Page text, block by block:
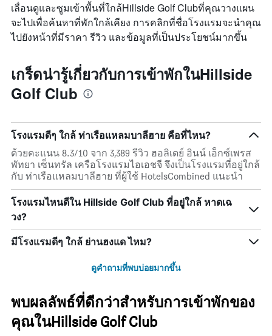
เลื่อนดูและซูมเข้าพื้นที่ใกล้Hillside Golf Clubที่คุณวางแผน
จะไปเพื่อค้นหาที่พักใกล้เคียง การคลิกที่ชื่อโรงแรมจะนำคุณ
ไปยังหน้าที่มีราคา รีวิว และข้อมูลที่เป็นประโยชน์มากขึ้น
เกร็ดน่ารู้เกี่ยวกับการเข้าพักในHillside
Golf Club
โรงแรมดีๆ ใกล้ ท่าเรือแหลมบาลีฮาย คือที่ไหน?
ด้วยคะแนน 8.3/10 จาก 3,389 รีวิว ฮอลิเดย์ อินน์ เอ็กซ์เพรส
พัทยา เซ็นทรัล เครือโรงแรมไอเอชจี จึงเป็นโรงแรมที่อยู่ใกล้
กับ ท่าเรือแหลมบาลีฮาย ที่ผู้ใช้ HotelsCombined แนะนำ
โรงแรมไหนดีใน Hillside Golf Club ที่อยู่ใกล้ หาดเฉ
วง?
มีโรงแรมดีๆ ใกล้ ย่านฮงแด ไหม?
ดูคำถามที่พบบ่อยมากขึ้น
พบผลลัพธ์ที่ดีกว่าสำหรับการเข้าพักของ
คุณในHillside Golf Club